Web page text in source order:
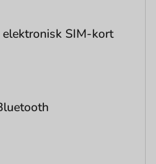
SIM-kort